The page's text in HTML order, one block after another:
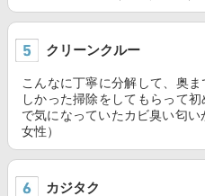
クリーンクルー
こんなに丁寧に分解して、奥
しかった掃除をしてもらって
で気になっていたカビ臭い匂
女性）
カジタク